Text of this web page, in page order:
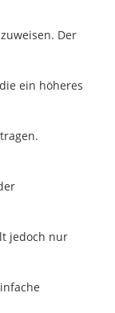
Der
ein höheres
jedoch nur